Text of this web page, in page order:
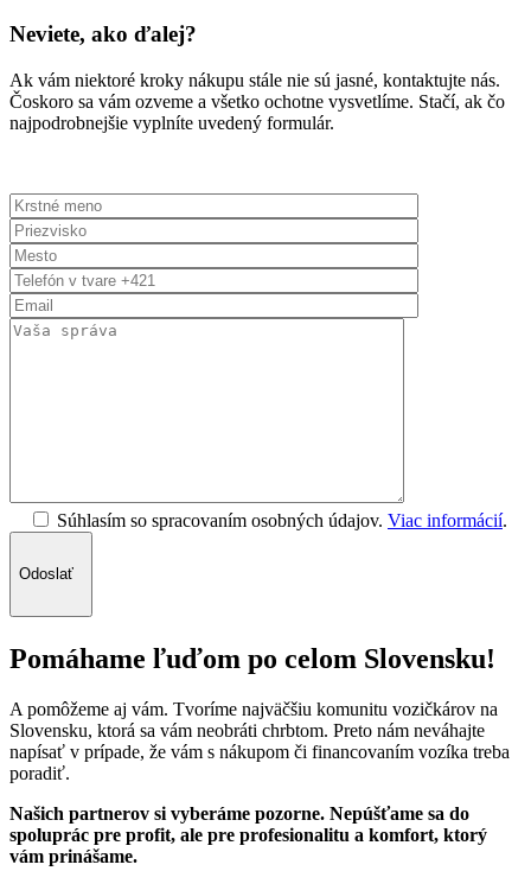
Neviete, ako ďalej?
Ak vám niektoré kroky nákupu stále nie sú jasné, kontaktujte nás.
Čoskoro sa vám ozveme a všetko ochotne vysvetlíme. Stačí, ak čo
najpodrobnejšie vyplníte uvedený formulár.
Súhlasím so spracovaním osobných údajov. Viac informácií.
Odoslať
Pomáhame ľuďom po celom Slovensku!
A pomôžeme aj vám. Tvoríme najväčšiu komunitu vozičkárov na
Slovensku, ktorá sa vám neobráti chrbtom. Preto nám neváhajte
napísať v prípade, že vám s nákupom či financovaním vozíka treba
poradiť.
Našich partnerov si vyberáme pozorne. Nepúšťame sa do
spoluprác pre profit, ale pre profesionalitu a komfort, ktorý
vám prinášame.